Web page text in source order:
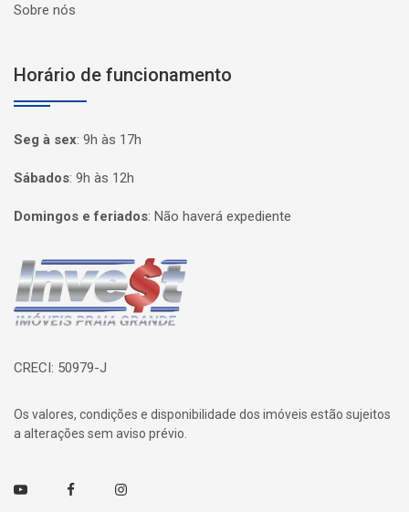
Sobre nós
Horário de funcionamento
Seg à sex: 9h às 17h
Sábados: 9h às 12h
Domingos e feriados: Não haverá expediente
Página inicial
CRECI: 50979-J
Os valores, condições e disponibilidade dos imóveis estão sujeitos
a alterações sem aviso prévio.
Youtube FacebookInstagram